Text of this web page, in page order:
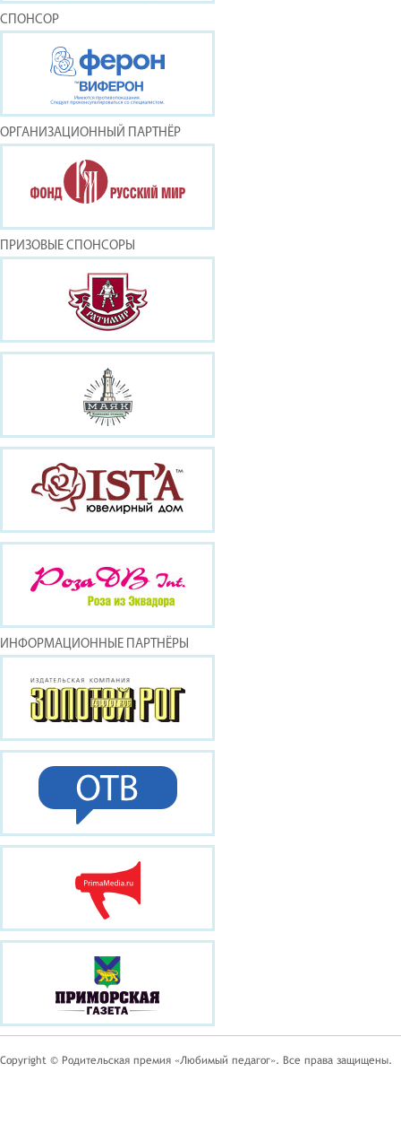
СПОНСОР
ОРГАНИЗАЦИОННЫЙ ПАРТНЁР
ПРИЗОВЫЕ СПОНСОРЫ
ИНФОРМАЦИОННЫЕ ПАРТНЁРЫ
Copyright © Родительская премия «Любимый педагог». Все права защищены.